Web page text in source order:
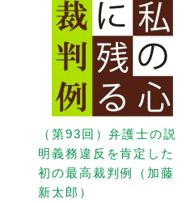
（第93回）弁護士の説
明義務違反を肯定した
初の最高裁判例（加藤
新太郎）